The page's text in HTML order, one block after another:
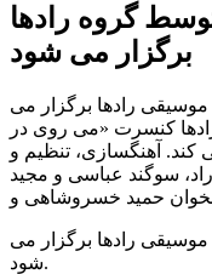
گروه رادها
برگزار می شود
رادها برگزار می
کنسرت «می روی در
کند. آهنگسازی، تنظیم و
سوگند عباسی و مجید
رادها برگزار می
شود.